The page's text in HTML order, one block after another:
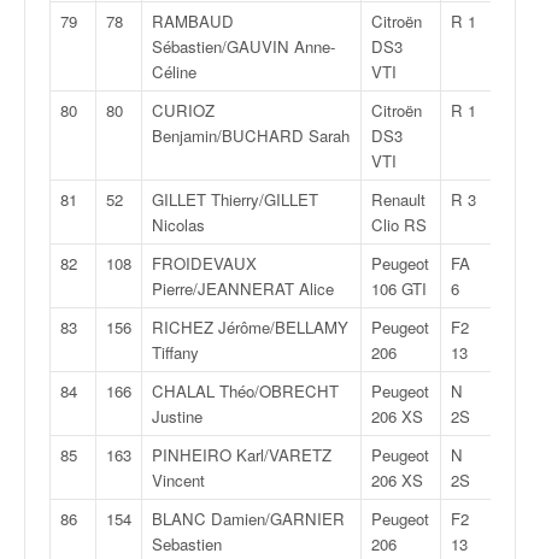
79 78
RAMBAUD
Sébastien/GAUVIN Anne-
Céline
Citroën
DS3
VTI
R 1
80 80
CURIOZ
Benjamin/BUCHARD Sarah
Citroën
DS3
VTI
R 1
81 52
GILLET Thierry/GILLET
Nicolas
Renault
Clio RS
R 3
82 108
FROIDEVAUX
Pierre/JEANNERAT Alice
Peugeot
106 GTI
FA
6
83 156
RICHEZ Jérôme/BELLAMY
Tiffany
Peugeot
206
F2
13
84 166
CHALAL Théo/OBRECHT
Justine
Peugeot
206 XS
N
2S
85 163
PINHEIRO Karl/VARETZ
Vincent
Peugeot
206 XS
N
2S
86 154
BLANC Damien/GARNIER
Sebastien
Peugeot
206
F2
13